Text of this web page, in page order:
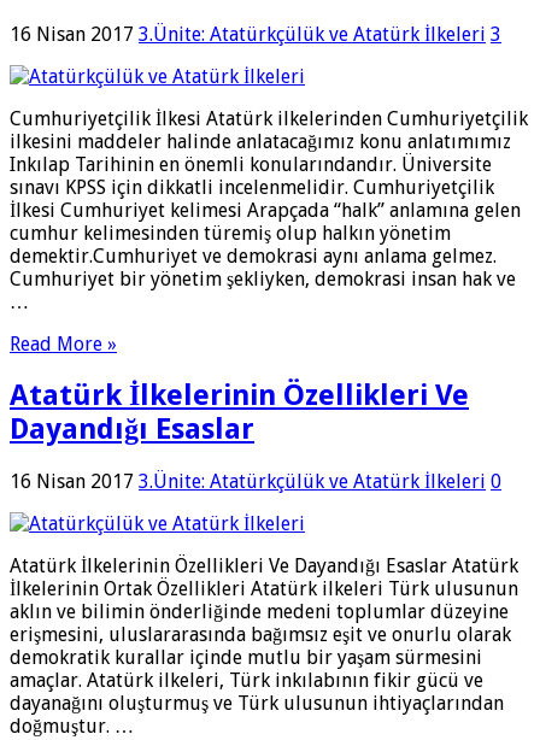
16 Nisan 2017 3.Ünite: Atatürkçülük ve Atatürk İlkeleri 3
Cumhuriyetçilik İlkesi Atatürk ilkelerinden Cumhuriyetçilik
ilkesini maddeler halinde anlatacağımız konu anlatımımız
Inkılap Tarihinin en önemli konularındandır. Üniversite
sınavı KPSS için dikkatli incelenmelidir. Cumhuriyetçilik
İlkesi Cumhuriyet kelimesi Arapçada “halk” anlamına gelen
cumhur kelimesinden türemiş olup halkın yönetim
demektir.Cumhuriyet ve demokrasi aynı anlama gelmez.
Cumhuriyet bir yönetim şekliyken, demokrasi insan hak ve
…
Read More »
Atatürk İlkelerinin Özellikleri Ve
Dayandığı Esaslar
16 Nisan 2017 3.Ünite: Atatürkçülük ve Atatürk İlkeleri 0
Atatürk İlkelerinin Özellikleri Ve Dayandığı Esaslar Atatürk
İlkelerinin Ortak Özellikleri Atatürk ilkeleri Türk ulusunun
aklın ve bilimin önderliğinde medeni toplumlar düzeyine
erişmesini, uluslararasında bağımsız eşit ve onurlu olarak
demokratik kurallar içinde mutlu bir yaşam sürmesini
amaçlar. Atatürk ilkeleri, Türk inkılabının fikir gücü ve
dayanağını oluşturmuş ve Türk ulusunun ihtiyaçlarından
doğmuştur. …